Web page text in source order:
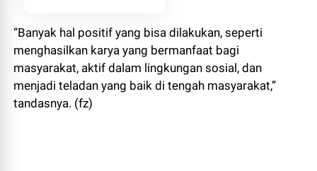
“Banyak hal positif yang bisa dilakukan, seperti
menghasilkan karya yang bermanfaat bagi
masyarakat, aktif dalam lingkungan sosial, dan
menjadi teladan yang baik di tengah masyarakat,”
tandasnya. (fz)